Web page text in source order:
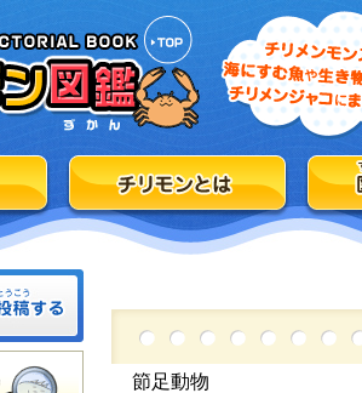
節足動物